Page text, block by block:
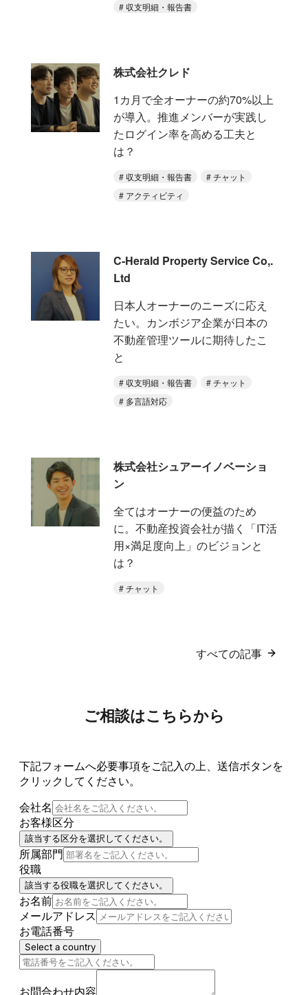
収支明細・報告書
株式会社クレド
1カ月で全オーナーの約70%以上
が導入。推進メンバーが実践し
たログイン率を高める工夫と
は？
収支明細・報告書
チャット
アクティビティ
C-Herald Property Service Co,.
Ltd
日本人オーナーのニーズに応え
たい。カンボジア企業が日本の
不動産管理ツールに期待したこ
と
収支明細・報告書
チャット
多言語対応
株式会社シュアーイノベーショ
ン
全てはオーナーの便益のため
に。不動産投資会社が描く「IT活
用×満足度向上」のビジョンと
は？
チャット
すべての記事
ご相談はこちらから